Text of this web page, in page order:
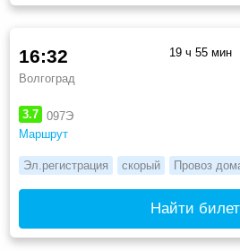
3.7
097Э
Маршрут
16:32
Волгоград
19 ч 55 мин
Эл.регистрация скорый Провоз
Найти